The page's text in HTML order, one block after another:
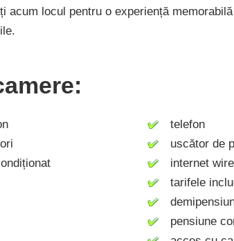
acum locul pentru o experiență
telefon
uscător de
internet
tarifele
pensiune